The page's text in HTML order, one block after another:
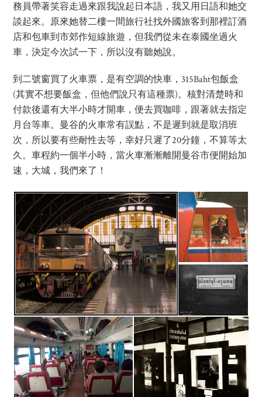
務員帶著笑容走過來跟我說起日本語，我又用日語和她交
談起來。原來她替二樓一間旅行社找外國旅客到那裡訂酒
店和包車到市郊作短線旅遊，但我們從未在泰國坐過火
車，決定今次試一下，所以沒有聽她說。
到二號窗買了火車票，是有空調的快車，315Baht包飯盒
(其實不想要飯盒，但他們說只有這種票)。核對清楚時和
付款後還有大半小時才開車，便去買咖啡，跟著就去指定
月台等車。曼谷的火車常有誤點，不是遲到就是取消班
次，所以要有些耐性去等，幸好只遲了20分鐘，不算等太
久。車程約一個半小時，當火車漸漸離開曼谷市便開始加
速，大城，我們來了！